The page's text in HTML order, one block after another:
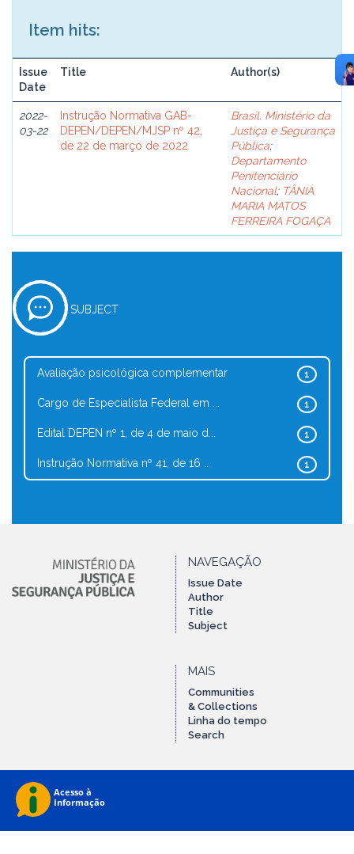
Item hits:
Issue
Date
Title Author(s)
2022-
03-22
Instrução Normativa GAB-
DEPEN/DEPEN/MJSP nº 42,
de 22 de março de 2022
Brasil. Ministério da
Justiça e Segurança
Pública;
Departamento
Penitenciário
Nacional; TÂNIA
MARIA MATOS
FERREIRA FOGAÇA
SUBJECT
1
Avaliação psicológica complementar
1
Cargo de Especialista Federal em ...
1
Edital DEPEN nº 1, de 4 de maio d...
1
Instrução Normativa nº 41, de 16 ...
NAVEGAÇÃO
Issue Date
Author
Title
Subject
MAIS
Communities
& Collections
Linha do tempo
Search